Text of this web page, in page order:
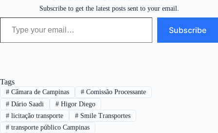
Subscribe to get the latest posts sent to your email.
Type your email…
Subscribe
Tags
#Câmara de Campinas #Comissão Processante
#Dário Saadi #Higor Diego
#licitação transporte #Smile Transportes
#transporte público Campinas